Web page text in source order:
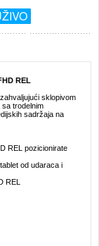
REL
sklopivom
trodelnim
sadržaja na
REL pozicionirate
od udaraca i
REL